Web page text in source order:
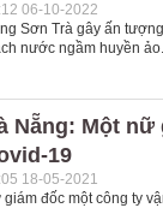
06-10-2022
Sơn Trà gây ấn
nước ngầm huyền ảo.
Nẵng: Một nữ
19
18-05-2021
giám đốc một công ty